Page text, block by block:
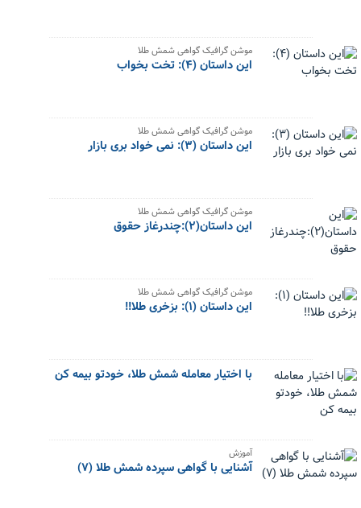
موشن گرافیک گواهی شمش طلا
این داستان (۴): تخت بخواب
موشن گرافیک گواهی شمش طلا
این داستان (۳): نمی خواد بری بازار
موشن گرافیک گواهی شمش طلا
این داستان(۲):چندرغاز حقوق
موشن گرافیک گواهی شمش طلا
این داستان (۱): بزخری طلا!!
با اختیار معامله شمش طلا، خودتو بیمه کن
آموزش
آشنایی با گواهی سپرده شمش طلا (۷)